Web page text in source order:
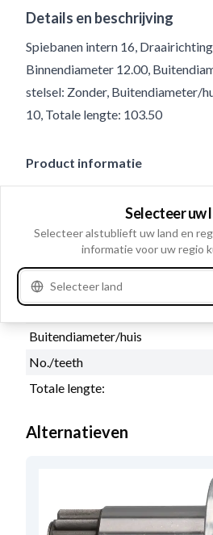
Details en beschrijving
Spiebanen intern 16,
Binnendiameter 12.00,
stelsel: Zonder, Buitendiameter/
10, Totale lengte: 103.50
Product informatie
Fysieke informatie
Spiebanen intern
Draairichting
Binnendiameter
Buitendiameter
Buitendiameter/huis
No./teeth
Totale lengte:
Alternatieven
Selecteer uw
Selecteer alstublieft uw land en
informatie voor uw regio
Selecteer land